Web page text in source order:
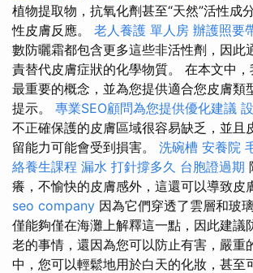
植物提取物，抗氧化劑甚至“天然”活性成
性皮膚反應。 老人養護 單人房 辦護照要
數防曬霜都包含更多這些非活性劑，因此
責替代皮膚症狀的化學物質。 在本文中
最重要的概念，並為您提供適合您皮膚類
提示。 專業SEO顧問為您提供優化建議
不正確保護的皮膚區域很容易缺乏，並且
留能力可能會受到損害。 洗碗槽 安養院
絡養生課程 漏水 打針撐多久 台胞證過期
癢，不愉快的皮膚感外，這還可以導致皮
seo company 因為它們穿透了雲層和玻
僅能夠僅在海灘上解釋這一點，因此建議
老的事情，還因為您可以防止有害，嚴重
中，您可以輕鬆地用於白天的化妝，甚至